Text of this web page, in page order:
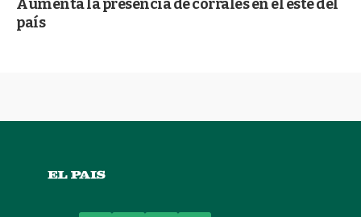
Aumenta la presencia de corrales en el este del
país